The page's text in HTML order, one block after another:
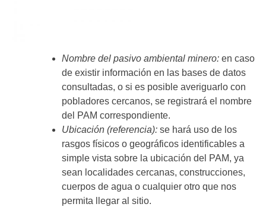
Nombre del pasivo ambiental minero: en caso
de existir información en las bases de datos
consultadas, o si es posible averiguarlo con
pobladores cercanos, se registrará el nombre
del PAM correspondiente.
Ubicación (referencia): se hará uso de los
rasgos físicos o geográficos identificables a
simple vista sobre la ubicación del PAM, ya
sean localidades cercanas, construcciones,
cuerpos de agua o cualquier otro que nos
permita llegar al sitio.